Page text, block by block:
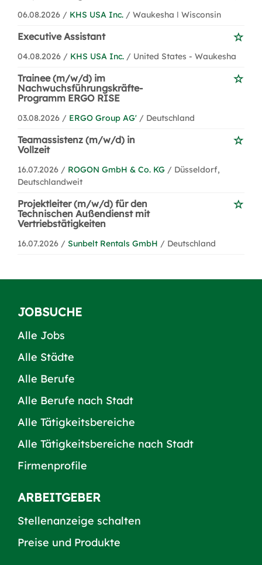
06.08.2026 / KHS USA Inc. / Waukesha ǀ Wisconsin
Executive Assistant
04.08.2026 / KHS USA Inc. / United States - Waukesha
Trainee (m/w/d) im
Nachwuchsführungskräfte-
Programm ERGO RISE
03.08.2026 / ERGO Group AG' / Deutschland
Teamassistenz (m/w/d) in
Vollzeit
16.07.2026 / ROGON GmbH & Co. KG / Düsseldorf,
Deutschlandweit
Projektleiter (m/w/d) für den
Technischen Außendienst mit
Vertriebstätigkeiten
16.07.2026 / Sunbelt Rentals GmbH / Deutschland
JOBSUCHE
Alle Jobs
Alle Städte
Alle Berufe
Alle Berufe nach Stadt
Alle Tätigkeitsbereiche
Alle Tätigkeitsbereiche nach Stadt
Firmenprofile
ARBEITGEBER
Stellenanzeige schalten
Preise und Produkte